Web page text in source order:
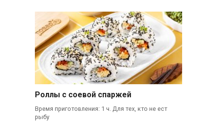
Роллы с соевой спаржей
Время приготовления: 1 ч. Для тех, кто не ест
рыбу